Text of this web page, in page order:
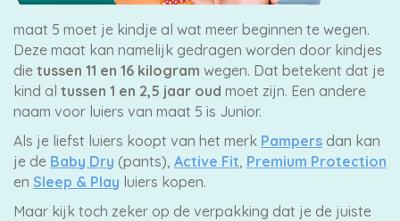
Billendoekjes
Merken
vergelijken
maat 5 moet je kindje al wat meer beginnen te wegen.
Deze maat kan namelijk gedragen worden door kindjes
die tussen 11 en 16 kilogram wegen. Dat betekent dat je
kind al tussen 1 en 2,5 jaar oud moet zijn. Een andere
naam voor luiers van maat 5 is Junior.
Als je liefst luiers koopt van het merk Pampers dan kan
je de Baby Dry (pants), Active Fit, Premium Protection
en Sleep & Play luiers kopen.
Maar kijk toch zeker op de verpakking dat je de juiste